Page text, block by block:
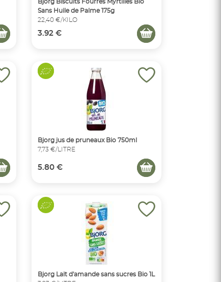
Bjorg Biscuits Fourrés Myrtilles Bio
Sans Huile de Palme 175g
22,40 €/KILO
3.92 €
Bjorg jus de pruneaux Bio 750ml
7,73 €/LITRE
5.80 €
Bjorg Lait d'amande sans sucres Bio 1L